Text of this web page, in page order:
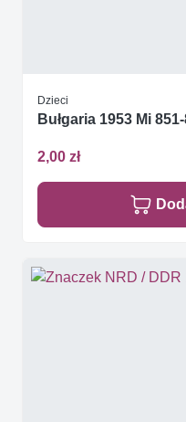
Dzieci
Bułgaria 1953 Mi
2,00 zł